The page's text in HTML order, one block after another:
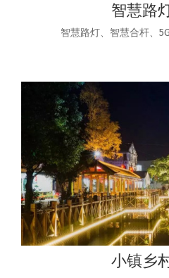
智慧路
智慧路灯、智慧合杆、
小镇乡